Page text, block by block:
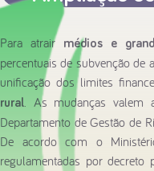
Para atrair médios e
percentuais de subvenção de
unificação dos limites
rural. As mudanças valem
Departamento de Gestão de
De acordo com o
regulamentadas por decreto